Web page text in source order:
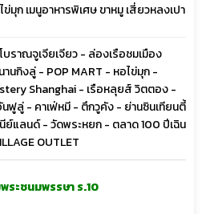
ก เมนูอาหารพิเศษ ขาหมู เสี่ยวหลงเปา
บราณจูเจียเจียว - ล่องเรือชมเมือง
นกิงลู่ - POP MART - หอไข่มุก -
Shanghai - เรือหลุยส์ วิตตอง -
ฟูลู่ - คาเฟ่หมี - ตึกวูคัง - ย่านซินเทียนตี้
แลนด์ - วัดพระหยก - ตลาด 100 ปีเฉิน
OUTLET
ระชนมพรรษา ร.10